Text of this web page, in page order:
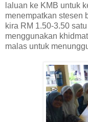
laluan ke KMB untuk
menempatkan stesen
kira RM 1.50-3.50
menggunakan
malas untuk